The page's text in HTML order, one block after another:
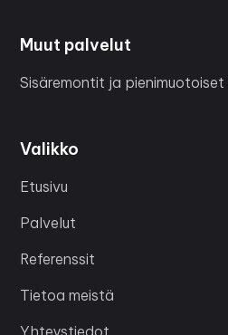
Muut palvelut
Sisäremontit ja
Valikko
Etusivu
Palvelut
Referenssit
Tietoa meistä